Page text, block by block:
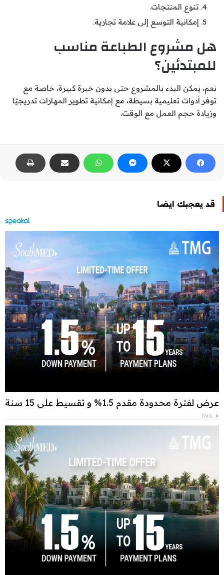
تنوع المنتجات.
إمكانية التوسع إلى علامة تجارية.
هل مشروع الطباعة مناسب
للمبتدئين؟
نعم، يمكن البدء بالمشروع حتى بدون خبرة كبيرة، خاصة مع
توفر أدوات تعليمية بسيطة، مع إمكانية تطوير المهارات تدريجيًا
وزيادة حجم العمل مع الوقت.
قد يعجبك ايضا
عرض لفترة محدودة مقدم 1.5% و تقسيط علي 15 سنة
TMG